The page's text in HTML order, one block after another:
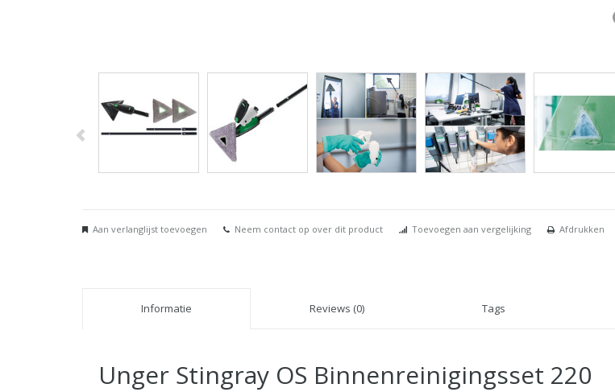
Aan verlanglijst toevoegen Neem contact op over dit product Toevoegen aan vergelijking Afdrukken
Informatie Reviews (0) Tags
Unger Stingray OS Binnenreinigingsset 220